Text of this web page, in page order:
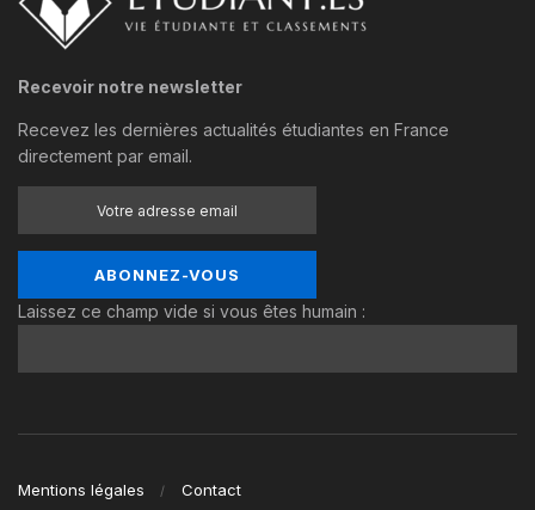
Recevoir notre newsletter
Recevez les dernières actualités étudiantes en France
directement par email.
Laissez ce champ vide si vous êtes humain :
Mentions légales Contact